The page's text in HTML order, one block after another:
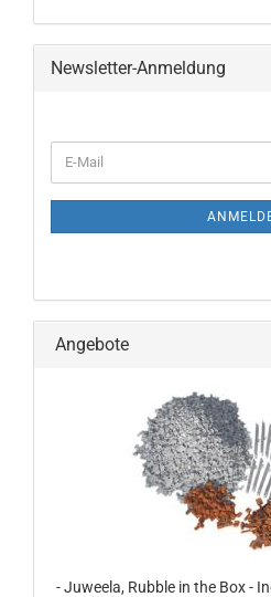
Newsletter-Anmeldung
ZUR
NEWSLETTER-
E-
Mail
Angebote
- Juweela, Rubble in the Box -